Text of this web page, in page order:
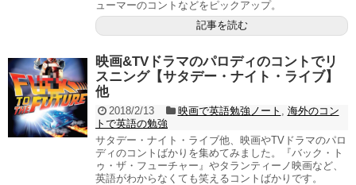
ューマーのコントなどをピックアップ。
記事を読む
映画&TVドラマのパロディのコントでリ
スニング【サタデー・ナイト・ライブ】
他
2018/2/13 映画で英語勉強ノート
海外のコン
トで英語の勉強
サタデー・ナイト・ライブ他、映画やTVドラマのパロ
ディのコントばかりを集めてみました。『バック・ト
ゥ・ザ・フューチャー』やタランティーノ映画など、
英語がわからなくても笑えるコントばかりです。